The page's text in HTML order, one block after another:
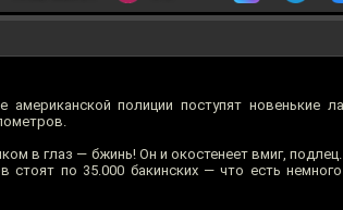
полиции поступят новенькие
в глаз — бжинь! Он и окостенеет вмиг,
по 35.000 бакинских — что есть